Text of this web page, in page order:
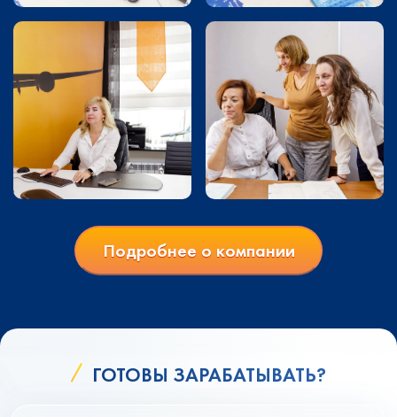
Подробнее о компании
ГОТОВЫ ЗАРАБАТЫВАТЬ?